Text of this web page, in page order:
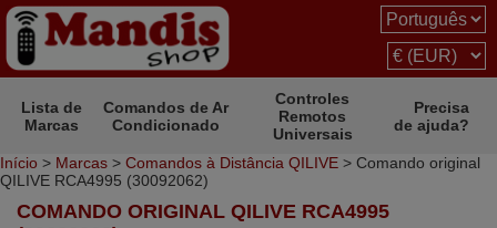
Lista de
Marcas
Comandos de Ar
Condicionado
Controles
Remotos
Universais
Precisa
de ajuda?
Início > Marcas > Comandos à Distância QILIVE > Comando original
QILIVE RCA4995 (30092062)
COMANDO ORIGINAL QILIVE RCA4995